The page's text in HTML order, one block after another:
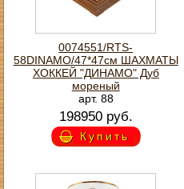
0074551/RTS-
58DINAMO/47*47см ШАХМАТЫ
ХОККЕЙ "ДИНАМО" Дуб
мореный
арт. 88
198950 руб.
Купить